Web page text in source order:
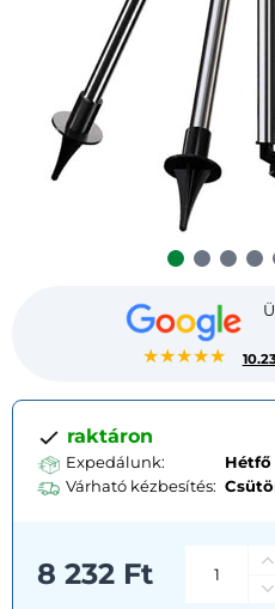
★★★★★
raktáron
Expedálunk:
Hétfő
Várható kézbesítés:
8 232 Ft